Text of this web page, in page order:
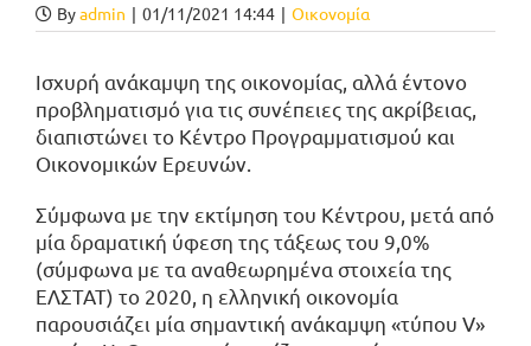
Byadmin | 01/11/2021 14:44 | Οικονομία
Ισχυρή ανάκαμψη της οικονομίας, αλλά έντονο
προβληματισμό για τις συνέπειες της ακρίβειας,
διαπιστώνει το Κέντρο Προγραμματισμού και
Οικονομικών Ερευνών.
Σύμφωνα με την εκτίμηση του Κέντρου, μετά από
μία δραματική ύφεση της τάξεως του 9,0%
(σύμφωνα με τα αναθεωρημένα στοιχεία της
ΕΛΣΤΑΤ) το 2020, η ελληνική οικονομία
παρουσιάζει μία σημαντική ανάκαμψη «τύπου V»